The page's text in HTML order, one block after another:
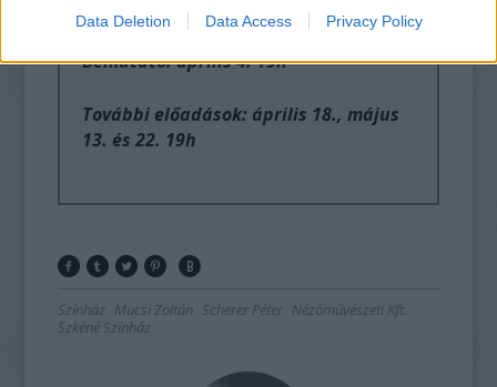
Data Deletion Data Access Privacy Policy
Marton Róbertnek.
Bemutató: április 4. 19h
További előadások: április 18., május
13. és 22. 19h
Színház Mucsi Zoltán Scherer Péter Nézőművészeti Kft.
Szkéné Színház